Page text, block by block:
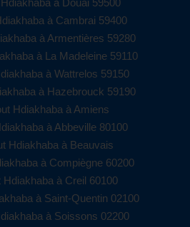
à Douai 59500
à Cambrai 59400
à Armentières 59280
à La Madeleine 59110
à Wattrelos 59150
à Hazebrouck 59190
Hdiakhaba à Amiens
à Abbeville 80100
Hdiakhaba à Beauvais
à Compiègne 60200
Hdiakhaba à Creil 60100
à Saint-Quentin 02100
à Soissons 02200